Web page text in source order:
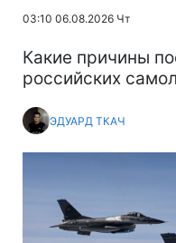
03:10 06.08.2026 Чт
Какие причины
российских
ЭДУАРД ТКАЧ